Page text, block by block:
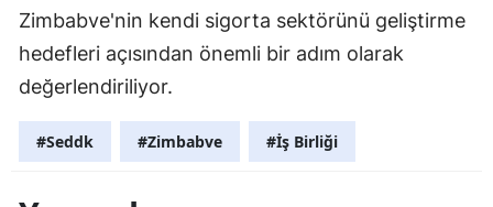
Zimbabve'nin kendi sigorta sektörünü geliştirme
hedefleri açısından önemli bir adım olarak
değerlendiriliyor.
#Seddk #Zimbabve #İş Birliği